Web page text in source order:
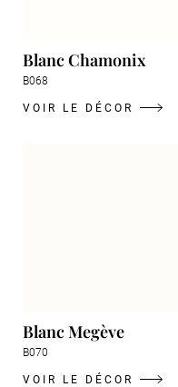
Blanc Chamonix
B068
VOIR LE DÉCOR
Blanc Megève
B070
VOIR LE DÉCOR